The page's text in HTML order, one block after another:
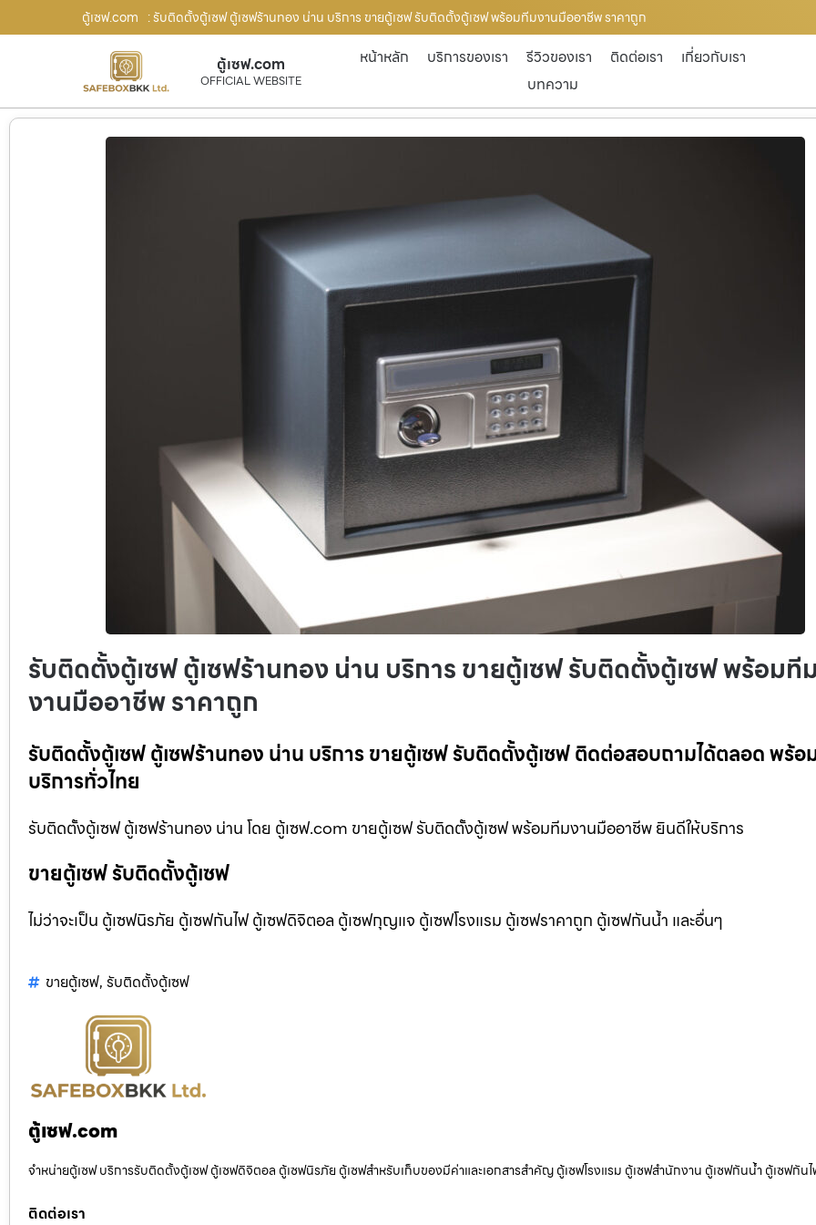
ตู้เซฟ.com : รับติดตั้งตู้เซฟ ตู้เซฟร้านทอง น่าน บริการ ขายตู้เซฟ รับติดตั้งตู้เซฟ พร้อมทีมงานมืออาชีพ ราคาถูก
ตู้เซฟ.com
OFFICIAL WEBSITE
หน้าหลัก บริการของเรา รีวิวของเรา ติดต่อเรา
เกี่ยวกับเรา
บทความ
รับติดตั้งตู้เซฟ ตู้เซฟร้านทอง น่าน บริการ ขายตู้เซฟ รับติดตั้งตู้เซฟ พร้อมที
งานมืออาชีพ ราคาถูก
รับติดตั้งตู้เซฟ ตู้เซฟร้านทอง น่าน บริการ ขายตู้เซฟ รับติดตั้งตู้เซฟ ติดต่อสอบถามได้ตลอด พร้อ
บริการทั่วไทย
รับติดตั้งตู้เซฟ ตู้เซฟร้านทอง น่าน โดย ตู้เซฟ.com ขายตู้เซฟ รับติดตั้งตู้เซฟ พร้อมทีมงานมืออาชีพ ยินดีให้บริการ
ขายตู้เซฟ รับติดตั้งตู้เซฟ
ไม่ว่าจะเป็น ตู้เซฟนิรภัย ตู้เซฟกันไฟ ตู้เซฟดิจิตอล ตู้เซฟกุญแจ ตู้เซฟโรงแรม ตู้เซฟราคาถูก ตู้เซฟกันน้ำ และอื่นๆ
ขายตู้เซฟ, รับติดตั้งตู้เซฟ
ตู้เซฟ.com
จำหน่ายตู้เซฟ บริการรับติดตั้งตู้เซฟ ตู้เซฟดิจิตอล ตู้เซฟนิรภัย ตู้เซฟสำหรับเก็บของมีค่าและเอกสารสำคัญ ตู้เซฟโรงแรม ตู้เซฟสำนักงาน ตู้เซฟกันน้ำ ตู้เซฟกัน
ติดต่อเรา